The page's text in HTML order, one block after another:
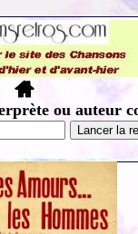
ou auteur